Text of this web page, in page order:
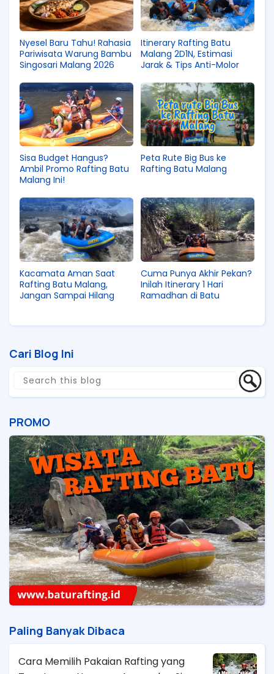
Nyesel Baru Tahu! Rahasia
Pariwisata Warung Bambu
Singosari Malang 2026
Itinerary Rafting Batu
Malang 2D1N, Estimasi
Jarak & Tips Anti-Molor
Sisa Budget Hangus?
Ambil Promo Rafting Batu
Malang Ini!
Peta Rute Big Bus ke
Rafting Batu Malang
Kacamata Aman Saat
Rafting Batu Malang,
Jangan Sampai Hilang
Cuma Punya Akhir Pekan?
Inilah Itinerary 1 Hari
Ramadhan di Batu
Cari Blog Ini
PROMO
Paling Banyak Dibaca
Cara Memilih Pakaian Rafting yang